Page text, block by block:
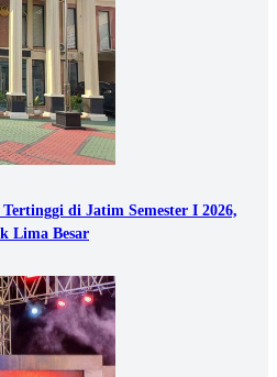
di Jatim Semester I 2026,
Lima Besar